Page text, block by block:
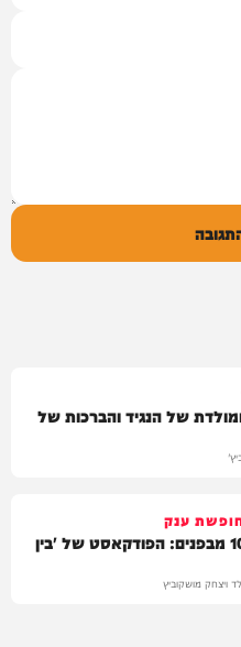
של הנגיד והברכות של
ענק
הצצה לכלא 10 מבפנים: הפודקאסט של 'בין
ויצחק מושקוביץ